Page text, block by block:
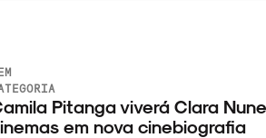
Pitanga viverá Clara
em nova cinebiografia